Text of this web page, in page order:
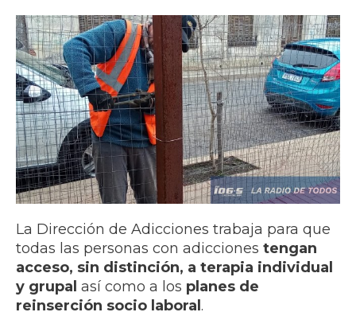
La Dirección de Adicciones trabaja para que
todas las personas con adicciones tengan
acceso, sin distinción, a terapia individual
y grupal así como a los planes de
reinserción socio laboral.